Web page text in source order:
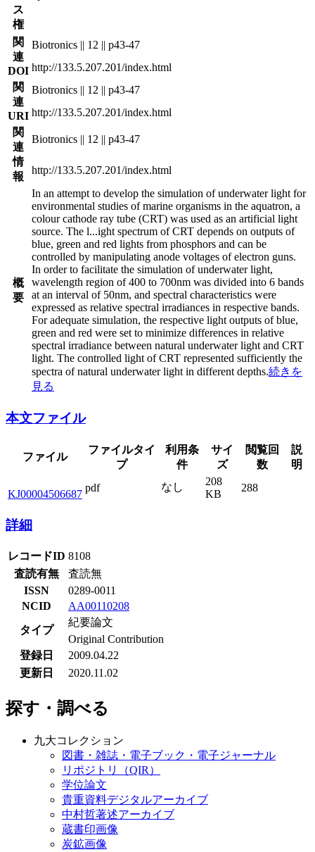
ス
権
関
連
DOI
Biotronics || 12 || p43-47
http://133.5.207.201/index.html
関
連
URI
Biotronics || 12 || p43-47
http://133.5.207.201/index.html
関
連
情
報
Biotronics || 12 || p43-47
http://133.5.207.201/index.html
概
要
In an attempt to develop the simulation of underwater light for
environmental studies of marine organisms in the aquatron, a
colour cathode ray tube (CRT) was used as an artificial light
source. The l...ight spectrum of CRT depends on outputs of
blue, green and red lights from phosphors and can be
controlled by manipulating anode voltages of electron guns.
In order to facilitate the simulation of underwater light,
wavelength region of 400 to 700nm was divided into 6 bands
at an interval of 50nm, and spectral characteristics were
expressed as relative spectral irradiances in respective bands.
For adequate simulation, the respective light outputs of blue,
green and red were set to minimize differences in relative
spectral irradiance between natural underwater light and CRT
light. The controlled light of CRT represented sufficiently the
spectra of natural underwater light in different depths.続きを
見る
本文ファイル
ファイル
ファイルタイ
プ
利用条
件
サイ
ズ
閲覧回
数
説
明
KJ00004506687
pdf なし
208
KB
288
詳細
レコードID 8108
査読有無
査読無
ISSN
0289-0011
NCID
AA00110208
タイプ
紀要論文
Original Contribution
登録日
2009.04.22
更新日
2020.11.02
探す・調べる
九大コレクション
図書・雑誌・電子ブック・電子ジャーナル
リポジトリ（QIR）
学位論文
貴重資料デジタルアーカイブ
中村哲著述アーカイブ
蔵書印画像
炭鉱画像